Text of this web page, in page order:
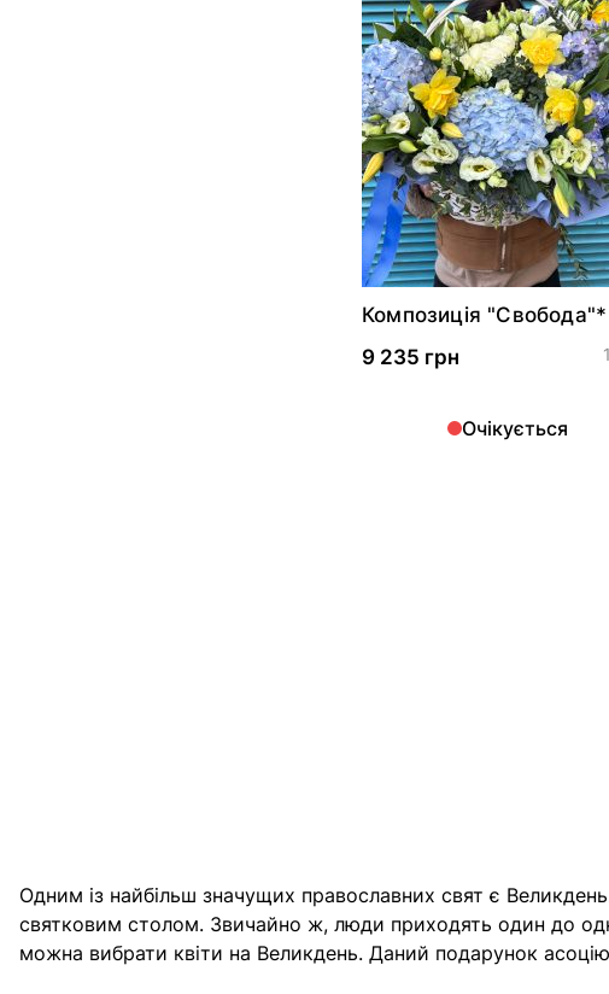
Композиція "Свобода"*
9 235 грн
Очікується
Одним із найбільш значущих православних свят є
святковим столом. Звичайно ж, люди приходять один до
можна вибрати квіти на Великдень. Даний подарунок